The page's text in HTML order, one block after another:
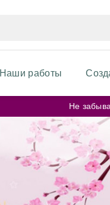
ТЕМАТИКИ
Фотообои перья
Фотообои карта
Фотообои
Наши работы
Не